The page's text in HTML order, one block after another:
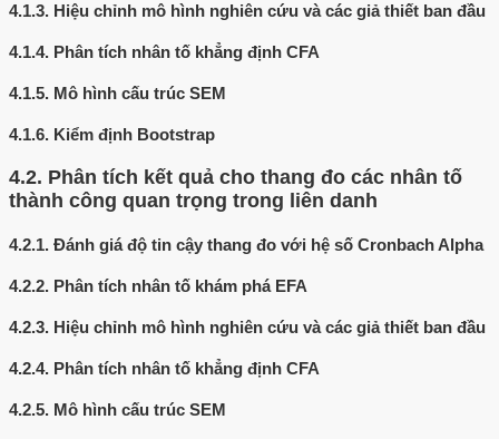
4.1.3. Hiệu chỉnh mô hình nghiên cứu và các giả thiết ban đầu
4.1.4. Phân tích nhân tố khẳng định CFA
4.1.5. Mô hình cấu trúc SEM
4.1.6. Kiểm định Bootstrap
4.2. Phân tích kết quả cho thang đo các nhân tố
thành công quan trọng trong liên danh
4.2.1. Đánh giá độ tin cậy thang đo với hệ số Cronbach Alpha
4.2.2. Phân tích nhân tố khám phá EFA
4.2.3. Hiệu chỉnh mô hình nghiên cứu và các giả thiết ban đầu
4.2.4. Phân tích nhân tố khẳng định CFA
4.2.5. Mô hình cấu trúc SEM